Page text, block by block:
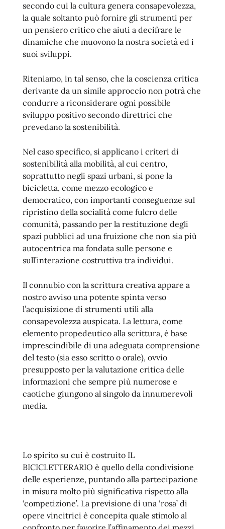
secondo cui la cultura genera consapevolezza,
la quale soltanto può fornire gli strumenti per
un pensiero critico che aiuti a decifrare le
dinamiche che muovono la nostra società ed i
suoi sviluppi.
Riteniamo, in tal senso, che la coscienza critica
derivante da un simile approccio non potrà che
condurre a riconsiderare ogni possibile
sviluppo positivo secondo direttrici che
prevedano la sostenibilità.
Nel caso specifico, si applicano i criteri di
sostenibilità alla mobilità, al cui centro,
soprattutto negli spazi urbani, si pone la
bicicletta, come mezzo ecologico e
democratico, con importanti conseguenze sul
ripristino della socialità come fulcro delle
comunità, passando per la restituzione degli
spazi pubblici ad una fruizione che non sia più
autocentrica ma fondata sulle persone e
sull’interazione costruttiva tra individui.
Il connubio con la scrittura creativa appare a
nostro avviso una potente spinta verso
l’acquisizione di strumenti utili alla
consapevolezza auspicata. La lettura, come
elemento propedeutico alla scrittura, è base
imprescindibile di una adeguata comprensione
del testo (sia esso scritto o orale), ovvio
presupposto per la valutazione critica delle
informazioni che sempre più numerose e
caotiche giungono al singolo da innumerevoli
media.
Lo spirito su cui è costruito IL
BICICLETTERARIO è quello della condivisione
delle esperienze, puntando alla partecipazione
in misura molto più significativa rispetto alla
‘competizione’. La previsione di una ‘rosa’ di
opere vincitrici è concepita quale stimolo al